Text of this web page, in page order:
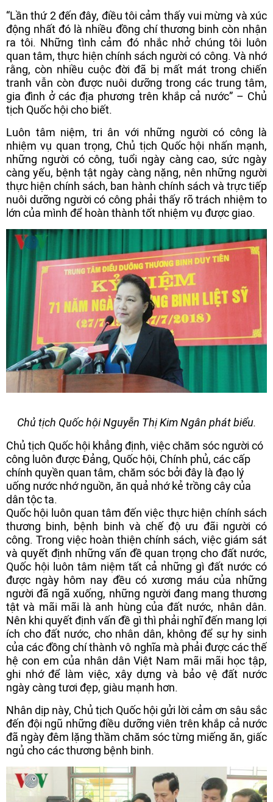
“Lần thứ 2 đến đây, điều tôi cảm thấy vui mừng và xúc
động nhất đó là nhiều đồng chí thương binh còn nhận
ra tôi. Những tình cảm đó nhắc nhở chúng tôi luôn
quan tâm, thực hiện chính sách người có công. Và nhớ
rằng, còn nhiều cuộc đời đã bị mất mát trong chiến
tranh vẫn còn được nuôi dưỡng trong các trung tâm,
gia đình ở các địa phương trên khắp cả nước” – Chủ
tịch Quốc hội cho biết.
Luôn tâm niệm, tri ân với những người có công là
nhiệm vụ quan trọng, Chủ tịch Quốc hội nhấn mạnh,
những người có công, tuổi ngày càng cao, sức ngày
càng yếu, bệnh tật ngày càng nặng, nên những người
thực hiện chính sách, ban hành chính sách và trực tiếp
nuôi dưỡng người có công phải thấy rõ trách nhiệm to
lớn của mình để hoàn thành tốt nhiệm vụ được giao.
Chủ tịch Quốc hội Nguyễn Thị Kim Ngân phát biểu.
Chủ tịch Quốc hội khẳng định, việc chăm sóc người có
công luôn được Đảng, Quốc hội, Chính phủ, các cấp
chính quyền quan tâm, chăm sóc bởi đây là đạo lý
uống nước nhớ nguồn, ăn quả nhớ kẻ trồng cây của
dân tộc ta.
Quốc hội luôn quan tâm đến việc thực hiện chính sách
thương binh, bệnh binh và chế độ ưu đãi người có
công. Trong việc hoàn thiện chính sách, việc giám sát
và quyết định những vấn đề quan trọng cho đất nước,
Quốc hội luôn tâm niệm tất cả những gì đất nước có
được ngày hôm nay đều có xương máu của những
người đã ngã xuống, những người đang mang thương
tật và mãi mãi là anh hùng của đất nước, nhân dân.
Nên khi quyết định vấn đề gì thì phải nghĩ đến mang lợi
ích cho đất nước, cho nhân dân, không để sự hy sinh
của các đồng chí thành vô nghĩa mà phải được các thế
hệ con em của nhân dân Việt Nam mãi mãi học tập,
ghi nhớ để làm việc, xây dựng và bảo vệ đất nước
ngày càng tươi đẹp, giàu mạnh hơn.
Nhân dịp này, Chủ tịch Quốc hội gửi lời cảm ơn sâu sắc
đến đội ngũ những điều dưỡng viên trên khắp cả nước
đã ngày đêm lặng thầm chăm sóc từng miếng ăn, giấc
ngủ cho các thương bệnh binh.